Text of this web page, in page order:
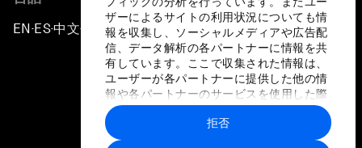
ザーによるサイトの利用状況についても情
報を収集し、ソーシャルメディアや広告配
信、データ解析の各パートナーに情報を共
有しています。ここで収集された情報は、
ユーザーが各パートナーに提供した他の情
報や各パートナーのサービスを使用した際
に収集された情報と組み合わされ、各パー
トナーによって使用されることがありま
す。
拒否
EN ▪ES▪中文▪ 日本語
プライバシーポリシーと利用規約